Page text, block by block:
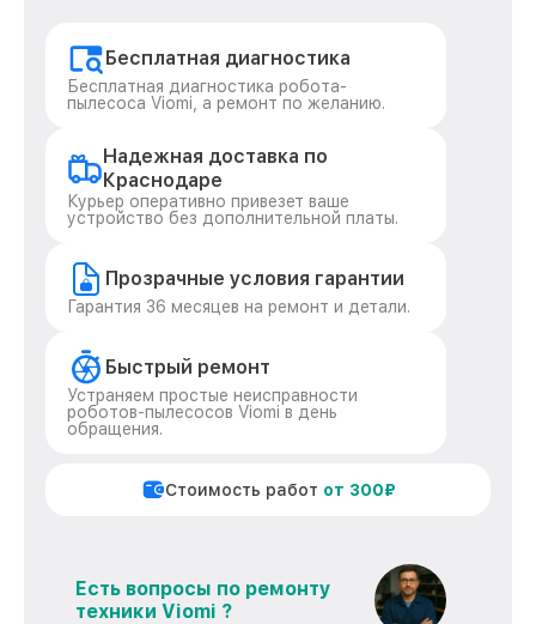
Бесплатная диагностика
Бесплатная диагностика робота-
пылесоса Viomi, а ремонт по желанию.
Надежная доставка по
Краснодаре
Курьер оперативно привезет ваше
устройство без дополнительной платы.
Прозрачные условия гарантии
Гарантия 36 месяцев на ремонт и детали.
Быстрый ремонт
Устраняем простые неисправности
роботов-пылесосов Viomi в день
обращения.
Стоимость работ от 300₽
Есть вопросы по ремонту
техники Viomi ?